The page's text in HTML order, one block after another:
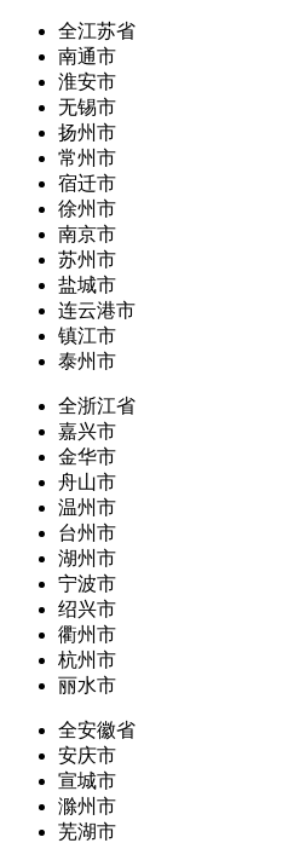
全江苏省
南通市
淮安市
无锡市
扬州市
常州市
宿迁市
徐州市
南京市
苏州市
盐城市
连云港市
镇江市
泰州市
全浙江省
嘉兴市
金华市
舟山市
温州市
台州市
湖州市
宁波市
绍兴市
衢州市
杭州市
丽水市
全安徽省
安庆市
宣城市
滁州市
芜湖市